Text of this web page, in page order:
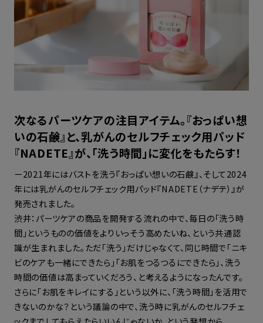
次なるパーツケアの注目アイテム。『おっぱい想
いの石鹸』と、乳がんのセルフチェック用パッド
『NADETE』が、「洗う時間」に変化をもたらす！
ー2021年にはバストを洗う『おっぱい想いの石鹸』、そして2024
年には乳がんのセルフチェック用パッド『NADETE（ナデテ）』が
発売されました。
渋井：パーツケアの商品を開発する流れの中で、毎日の「洗う時
間」というものの価値をよりいっそう高めたいね、という共通認
識が生まれました。ただ「洗う」だけじゃなくて、同じ時間で「ニキ
ビのケアも一緒にできたら」「お肌をつるつるにできたら」、洗う
時間の価値は高まっていくだろう、と考えるようになったんです。
さらに「お肌をキレイにする」という以外に、「洗う時間」を活用で
きないのかな？という議論の中で、洗う時に乳がんのセルフチェ